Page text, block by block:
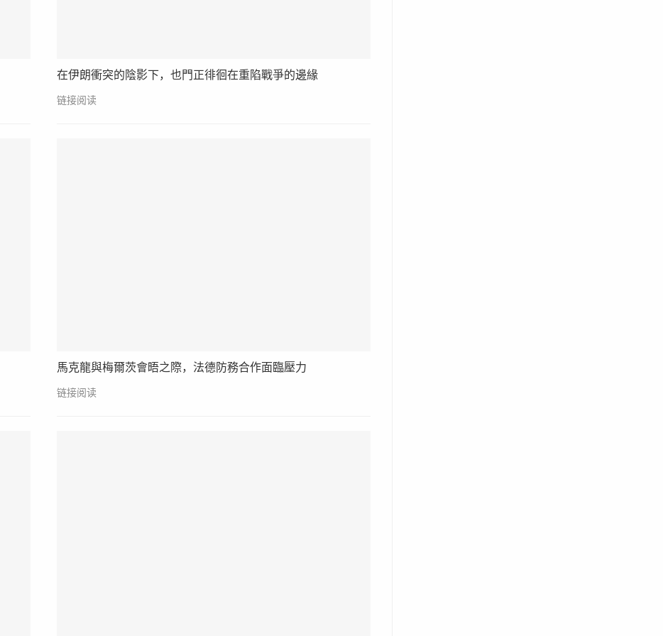
在伊朗衝突的陰影下，也門正徘徊在重陷戰爭的邊緣
链接阅读
馬克龍與梅爾茨會晤之際，法德防務合作面臨壓力
链接阅读